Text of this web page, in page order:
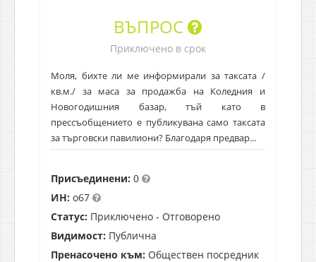
ВЪПРОС
Приключено в срок
Моля, бихте ли ме информирали за таксата /
кв.м./ за маса за продажба на Коледния и
Новогодишния базар, тъй като в
прессъобщението е публикувана само таксата
за търговски павилиони? Благодаря предвар...
Присъединени: 0
ИН: o67
Статус: Приключено - Отговорено
Видимост: Публична
Пренасочено към: Обществен посредник